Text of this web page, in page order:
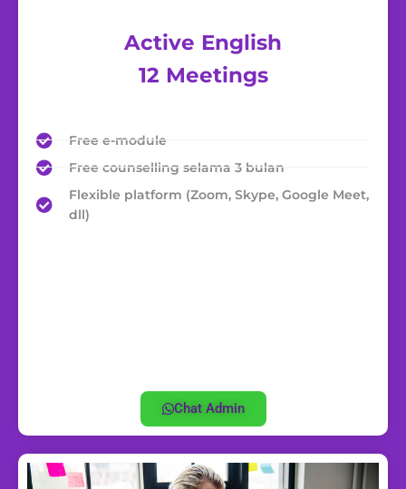
Active English
12 Meetings
Free e-module
Free counselling selama 3 bulan
Flexible platform (Zoom, Skype, Google Meet,
dll)
Chat Admin